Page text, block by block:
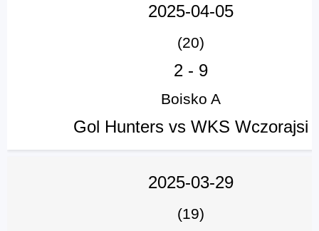
2025-04-05
(20)
2 - 9
Boisko A
Gol Hunters vs WKS Wczorajsi
2025-03-29
(19)